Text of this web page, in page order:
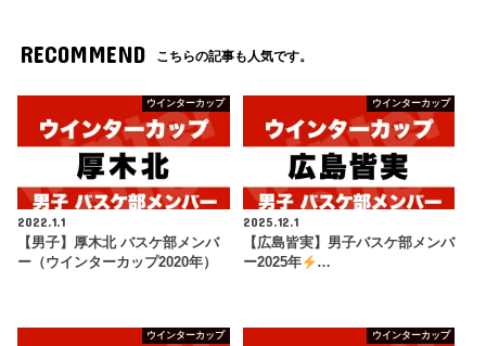
RECOMMEND こちらの記事も人気です。
ウインターカップ
2022.1.1
【男子】厚木北 バスケ部メンバ
ー（ウインターカップ2020年）
ウインターカップ
2025.12.1
【広島皆実】男子バスケ部メンバ
ー2025年
…
ウインターカップ ウインターカップ